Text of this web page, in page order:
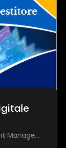
A cura di: Legal and General Investment Management